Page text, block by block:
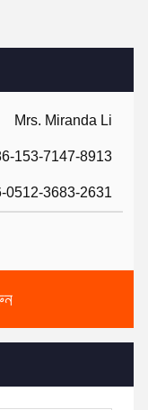
Mrs. Miranda Li
153-7147-8913
0512-3683-2631